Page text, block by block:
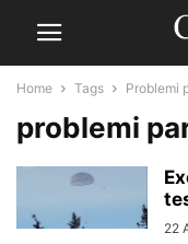
Home Tags Problemi
problemi
22